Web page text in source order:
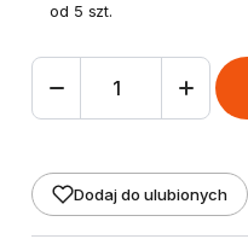
od 5 szt.
ilość
Etykieta
L1
25
Dodaj do ulubionych